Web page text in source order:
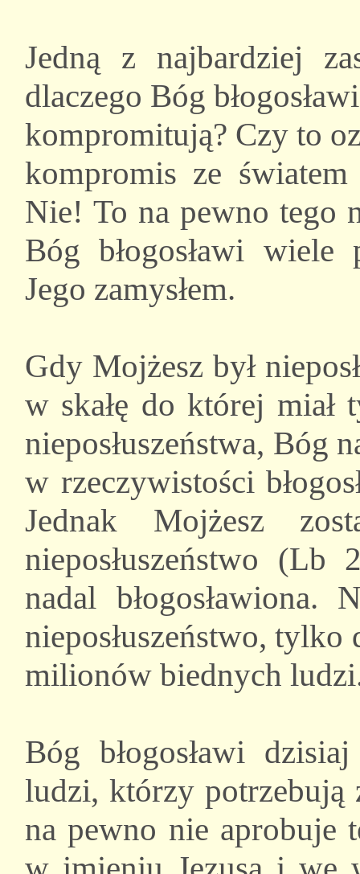
Jedną z najbardziej
dlaczego Bóg
kompromitują? Czy to
kompromis ze
Nie! To na pewno tego
Bóg błogosławi
Jego zamysłem.
Gdy Mojżesz był
w skałę do której
nieposłuszeństwa, Bóg
w rzeczywistości
Jednak Mojżesz
nieposłuszeństwo (Lb
nadal
nieposłuszeństwo, tylko
milionów biednych
Bóg błogosławi
ludzi, którzy potrzebują
na pewno nie